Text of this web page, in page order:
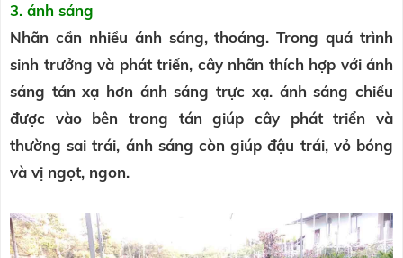
3. ánh sáng
Nhãn cần nhiều ánh sáng, thoáng. Trong quá trình
sinh trưởng và phát triển, cây nhãn thích hợp với ánh
sáng tán xạ hơn ánh sáng trực xạ. ánh sáng chiếu
được vào bên trong tán giúp cây phát triển và
thường sai trái, ánh sáng còn giúp đậu trái, vỏ bóng
và vị ngọt, ngon.